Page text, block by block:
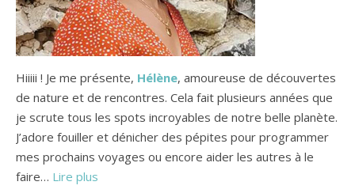
Hiiiii ! Je me présente, Hélène, amoureuse de découvertes
de nature et de rencontres. Cela fait plusieurs années que
je scrute tous les spots incroyables de notre belle planète.
J’adore fouiller et dénicher des pépites pour programmer
mes prochains voyages ou encore aider les autres à le
faire… Lire plus